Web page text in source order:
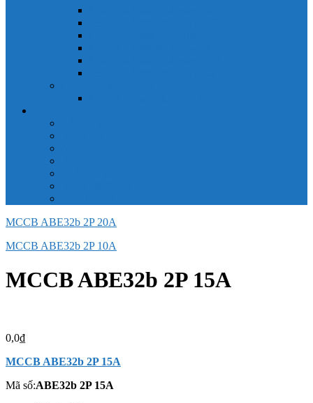
MCCB ABE32b 2P 20A
MCCB ABE32b 2P 10A
MCCB ABE32b 2P 15A
0,0₫
MCCB ABE32b 2P 15A
Mã số:ABE32b 2P 15A